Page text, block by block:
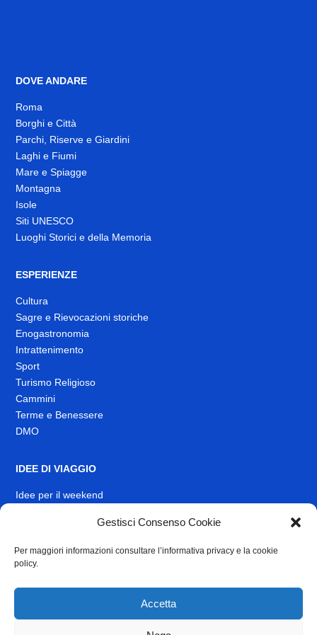
Gestisci Consenso Cookie
Per maggiori informazioni consultare l’informativa privacy e la cookie
policy.
Accetta
DOVE ANDARE
Roma
Borghi e Città
Parchi, Riserve e Giardini
Laghi e Fiumi
Mare e Spiagge
Montagna
Isole
Siti UNESCO
Luoghi Storici e della Memoria
ESPERIENZE
Cultura
Sagre e Rievocazioni storiche
Enogastronomia
Intrattenimento
Sport
Turismo Religioso
Cammini
Terme e Benessere
DMO
IDEE DI VIAGGIO
Idee per il weekend
INFO
News
Link Utili